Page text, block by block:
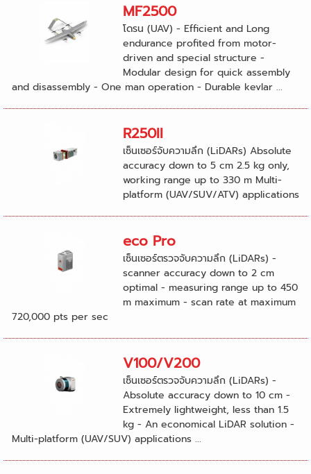
MF2500
โดรน (UAV) - Efficient and Long
endurance profited from motor-
driven and special structure -
Modular design for quick assembly
and disassembly - One man operation - Durable kevlar ...
R250II
เซ็นเซอร์จับความลึก (LiDARs) Absolute
accuracy down to 5 cm 2.5 kg only,
working range up to 330 m Multi-
platform (UAV/SUV/ATV) applications
eco Pro
เซ็นเซอร์ตรวจจับความลึก (LiDARs) -
scanner accuracy down to 2 cm
optimal - measuring range up to 450
m maximum - scan rate at maximum
720,000 pts per sec
V100/V200
เซ็นเซอร์ตรวจจับความลึก (LiDARs) -
Absolute accuracy down to 10 cm -
Extremely lightweight, less than 1.5
kg - An economical LiDAR solution -
Multi-platform (UAV/SUV) applications ...